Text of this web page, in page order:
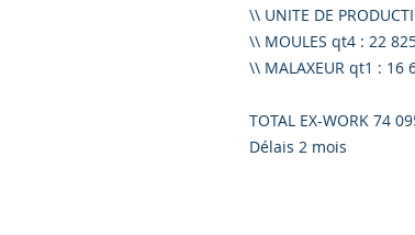
\\ UNITE DE
\\ MOULES qt4 : 22
\\ MALAXEUR qt1 : 16
TOTAL EX-WORK 74
Délais 2 mois